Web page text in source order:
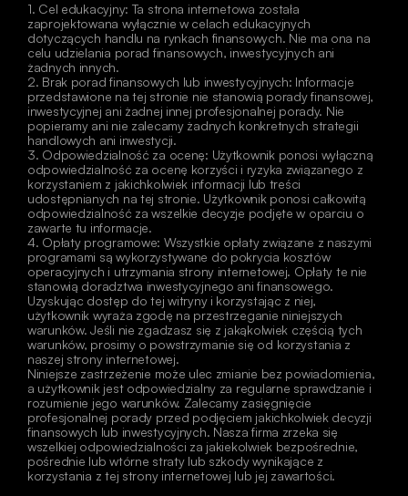
1. Cel edukacyjny: Ta strona internetowa została
zaprojektowana wyłącznie w celach edukacyjnych
dotyczących handlu na rynkach finansowych. Nie ma ona na
celu udzielania porad finansowych, inwestycyjnych ani
żadnych innych.
2. Brak porad finansowych lub inwestycyjnych: Informacje
przedstawione na tej stronie nie stanowią porady finansowej,
inwestycyjnej ani żadnej innej profesjonalnej porady. Nie
popieramy ani nie zalecamy żadnych konkretnych strategii
handlowych ani inwestycji.
3. Odpowiedzialność za ocenę: Użytkownik ponosi wyłączną
odpowiedzialność za ocenę korzyści i ryzyka związanego z
korzystaniem z jakichkolwiek informacji lub treści
udostępnianych na tej stronie. Użytkownik ponosi całkowitą
odpowiedzialność za wszelkie decyzje podjęte w oparciu o
zawarte tu informacje.
4. Opłaty programowe: Wszystkie opłaty związane z naszymi
programami są wykorzystywane do pokrycia kosztów
operacyjnych i utrzymania strony internetowej. Opłaty te nie
stanowią doradztwa inwestycyjnego ani finansowego.
Uzyskując dostęp do tej witryny i korzystając z niej,
użytkownik wyraża zgodę na przestrzeganie niniejszych
warunków. Jeśli nie zgadzasz się z jakąkolwiek częścią tych
warunków, prosimy o powstrzymanie się od korzystania z
naszej strony internetowej.
Niniejsze zastrzeżenie może ulec zmianie bez powiadomienia,
a użytkownik jest odpowiedzialny za regularne sprawdzanie i
rozumienie jego warunków. Zalecamy zasięgnięcie
profesjonalnej porady przed podjęciem jakichkolwiek decyzji
finansowych lub inwestycyjnych. Nasza firma zrzeka się
wszelkiej odpowiedzialności za jakiekolwiek bezpośrednie,
pośrednie lub wtórne straty lub szkody wynikające z
korzystania z tej strony internetowej lub jej zawartości.